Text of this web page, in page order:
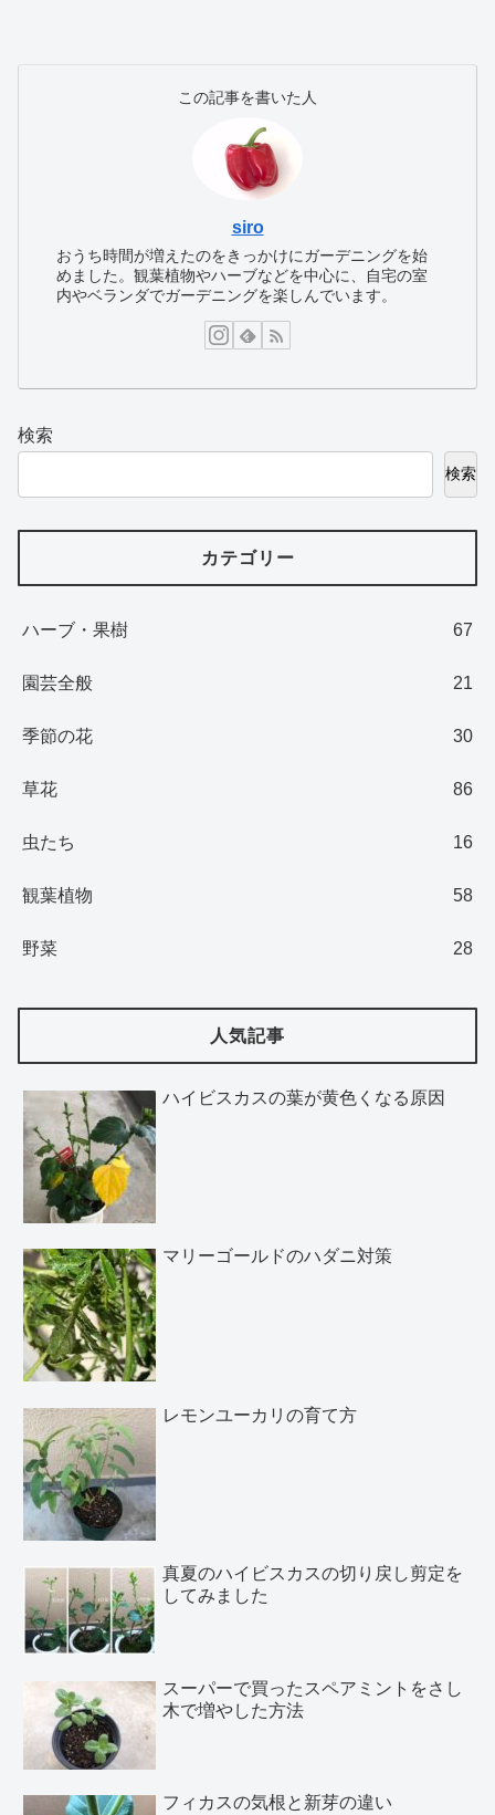
この記事を書いた人
siro
おうち時間が増えたのをきっかけにガーデニングを始
めました。観葉植物やハーブなどを中心に、自宅の室
内やベランダでガーデニングを楽しんでいます。
検索
検索
カテゴリー
ハーブ・果樹 67
園芸全般 21
季節の花 30
草花 86
虫たち 16
観葉植物 58
野菜 28
人気記事
ハイビスカスの葉が黄色くなる原因
マリーゴールドのハダニ対策
レモンユーカリの育て方
真夏のハイビスカスの切り戻し剪定を
してみました
スーパーで買ったスペアミントをさし
木で増やした方法
フィカスの気根と新芽の違い